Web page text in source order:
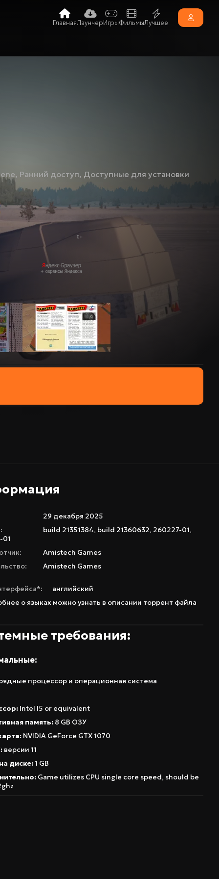
ГлавнаяЛаунчерИгрыФильмыЛучшее
, Ранний доступ, Доступные для установки
29 декабря 2025
build 21351384, build 21360632, 260227-01,
01
Amistech Games
Amistech Games
английский
о языках можно узнать в описании торрент файла
требования:
процессор и операционная система
Intel I5 or equivalent
память: 8 GB ОЗУ
NVIDIA GeForce GTX 1070
версии 11
диске:1 GB
Game utilizes CPU single core speed, should be